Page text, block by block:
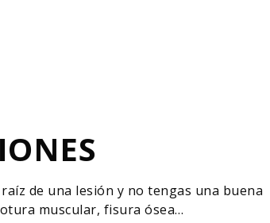
de una lesión y no tengas una buena
muscular, fisura ósea…